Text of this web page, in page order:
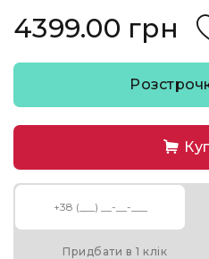
4399.00 грн
Придбати в 1 клік